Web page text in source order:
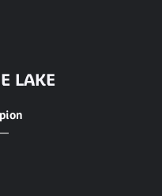
LAKE